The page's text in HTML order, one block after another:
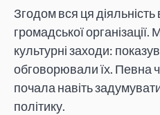
Згодом вся ця
громадської
культурні заходи:
обговорювали їх. Певна
почала навіть
політику.